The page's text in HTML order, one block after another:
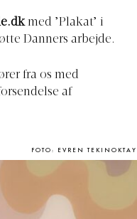
med ’Plakat’ i
Danners arbejde.
fra os med
af
FOTO: EVREN TEKINOKTAY